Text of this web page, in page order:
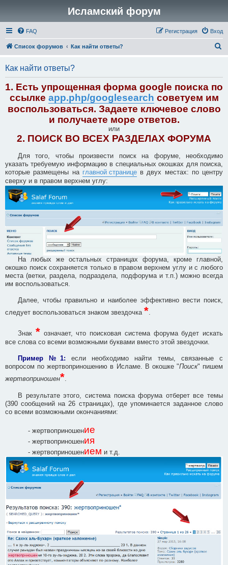
Исламский форум
FAQ Вход
Регистрация
Список форумов Как найти ответы?
Как найти ответы?
1. Есть упрощенная форма google поиска по
ссылке app.php/googlesearch советуем им
воспользоваться. Задаете ключевое слово
и получаете море ответов.
или
2. ПОИСК ВО ВСЕХ РАЗДЕЛАХ ФОРУМА
Для того, чтобы произвести поиск на форуме, необходимо
указать требуемую информацию в специальных окошках для поиска,
которые размещены на главной страницев двух местах: по центру
сверху и в правом верхнем углу:
На любых же остальных страницах форума, кроме главной,
окошко поиск сохраняется только в правом верхнем углу и с любого
места (ветки, раздела, подраздела, подфорума и т.п.) можно всегда
им воспользоваться.
Далее, чтобы правильно и наиболее эффективно вести поиск,
следует воспользоваться знаком звездочка *
Знак * означает, что поисковая система форума будет искать
все слова со всеми возможными буквами вместо этой звездочки.
Пример №1: если необходимо найти темы, связанные с
вопросом по жертвоприношению в Исламе. В окошке "Поиск" пишем
жертвоприношен*
В результате этого, система поиска форума отберет все темы
(390 сообщений на 26 страницах), где упоминается заданное слово
со всеми возможными окончаниями:
- жертвоприношение
- жертвоприношения
- жертвоприношением и т.д.